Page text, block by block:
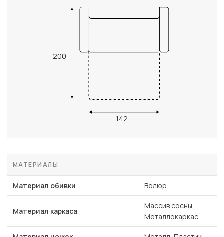
200
142
МАТЕРИАЛЫ
Материал обивки Велюр
Материал каркаса
Массив сосны,
Металлокаркас